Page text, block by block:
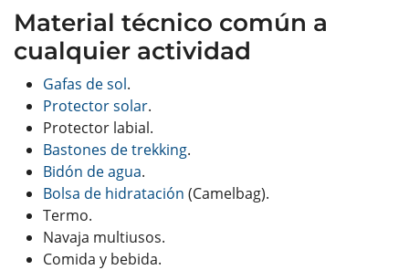
Material técnico común a
cualquier actividad
Gafas de sol.
Protector solar.
Protector labial.
Bastones de trekking.
Bidón de agua.
Bolsa de hidratación (Camelbag).
Termo.
Navaja multiusos.
Comida y bebida.